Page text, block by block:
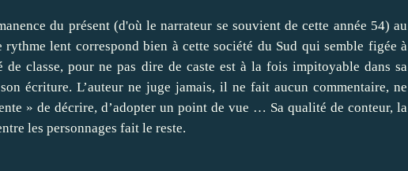
du présent (d'où le narrateur se souvient de cette année 54) au
rythme lent correspond bien à cette société du Sud qui semble figée à
classe, pour ne pas dire de caste est à la fois impitoyable dans sa
écriture. L’auteur ne juge jamais, il ne fait aucun commentaire, ne
» de décrire, d’adopter un point de vue … Sa qualité de conteur, la
les personnages fait le reste.